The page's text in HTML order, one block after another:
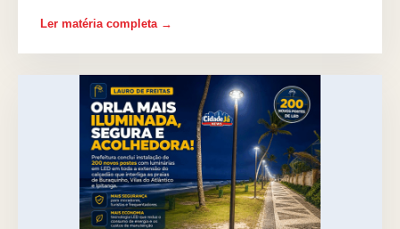
Ler matéria completa →